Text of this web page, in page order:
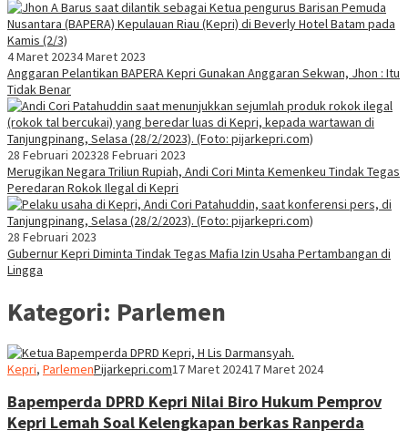
4 Maret 20234 Maret 2023
Anggaran Pelantikan BAPERA Kepri Gunakan Anggaran Sekwan, Jhon : Itu
Tidak Benar
28 Februari 202328 Februari 2023
Merugikan Negara Triliun Rupiah, Andi Cori Minta Kemenkeu Tindak Tegas
Peredaran Rokok Ilegal di Kepri
28 Februari 2023
Gubernur Kepri Diminta Tindak Tegas Mafia Izin Usaha Pertambangan di
Lingga
Kategori: Parlemen
Kepri, ParlemenPijarkepri.com17 Maret 202417 Maret 2024
Bapemperda DPRD Kepri Nilai Biro Hukum Pemprov
Kepri Lemah Soal Kelengkapan berkas Ranperda